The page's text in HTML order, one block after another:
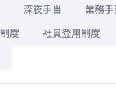
深夜手当 業務手
度 社員登用制度